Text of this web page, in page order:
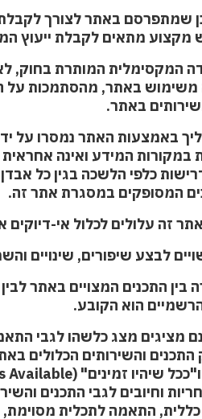
מתאים לקבלת ייעוץ
המקסימלית המותרת בחוק,
באתר, מהסתמכות על
באתר.
באמצעות האתר נמסרו על
המידע ואינה אחראית
כלפי הלשכה בגין כל
במסגרת אתר זה.
זה עלולים לכלול אי-דיוקים
לבצע שיפורים, שינויים
בין התכנים המצויים באתר
הוא הקובע.
מציגים מצג כלשהו לגבי
והשירותים הכלולים
לגבי התכנים
התאמה לתכלית מסוימת,